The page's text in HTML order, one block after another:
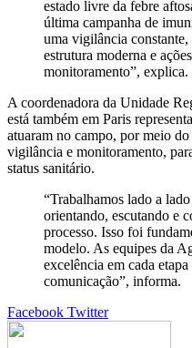
estado livre da febre
última campanha de
uma vigilância constante,
estrutura moderna e
monitoramento”, explica.
A coordenadora da Unidade
está também em Paris
atuaram no campo, por meio
vigilância e monitoramento,
status sanitário.
“Trabalhamos lado a
orientando, escutando e
processo. Isso foi
modelo. As equipes da
excelência em cada
comunicação”, informa.
Facebook TwitterGoogle+
LinkedIn
StumbleUpon
Tumblr
Pinterest
Reddit
VKontakte
Share
Print